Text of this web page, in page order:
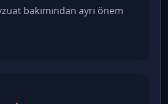
bakımından ayrı önem